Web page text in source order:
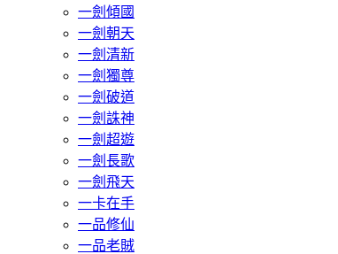
一劍傾國
一劍朝天
一劍清新
一劍獨尊
一劍破道
一劍誅神
一劍超遊
一劍長歌
一劍飛天
一卡在手
一品修仙
一品老賊